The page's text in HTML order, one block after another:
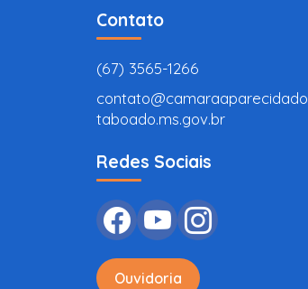
Contato
(67) 3565-1266
contato@camaraaparecidado
taboado.ms.gov.br
Redes Sociais
Ouvidoria